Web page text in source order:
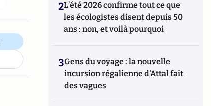
2L’été 2026 confirme tout ce que
les écologistes disent depuis 50
ans : non, et voilà pourquoi
3Gens du voyage : la nouvelle
incursion régalienne d'Attal fait
des vagues